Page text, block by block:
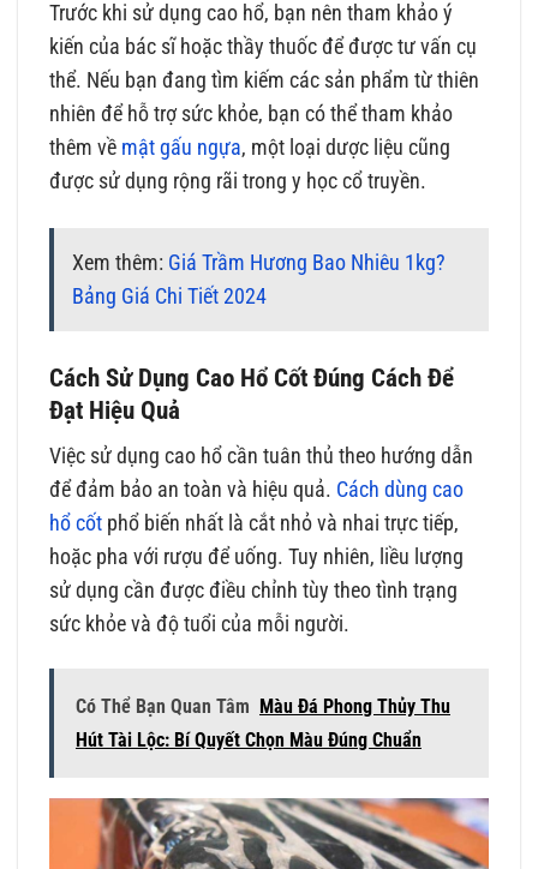
Trước khi sử dụng cao hổ, bạn nên tham khảo ý
kiến của bác sĩ hoặc thầy thuốc để được tư vấn cụ
thể. Nếu bạn đang tìm kiếm các sản phẩm từ thiên
nhiên để hỗ trợ sức khỏe, bạn có thể tham khảo
thêm về mật gấu ngựa, một loại dược liệu cũng
được sử dụng rộng rãi trong y học cổ truyền.
Xem thêm: Giá Trầm Hương Bao Nhiêu 1kg?
Bảng Giá Chi Tiết 2024
Cách Sử Dụng Cao Hổ Cốt Đúng Cách Để
Đạt Hiệu Quả
Việc sử dụng cao hổ cần tuân thủ theo hướng dẫn
để đảm bảo an toàn và hiệu quả. Cách dùng cao
hổ cốt phổ biến nhất là cắt nhỏ và nhai trực tiếp,
hoặc pha với rượu để uống. Tuy nhiên, liều lượng
sử dụng cần được điều chỉnh tùy theo tình trạng
sức khỏe và độ tuổi của mỗi người.
Có Thể Bạn Quan Tâm Màu Đá Phong Thủy Thu
Hút Tài Lộc: Bí Quyết Chọn Màu Đúng Chuẩn